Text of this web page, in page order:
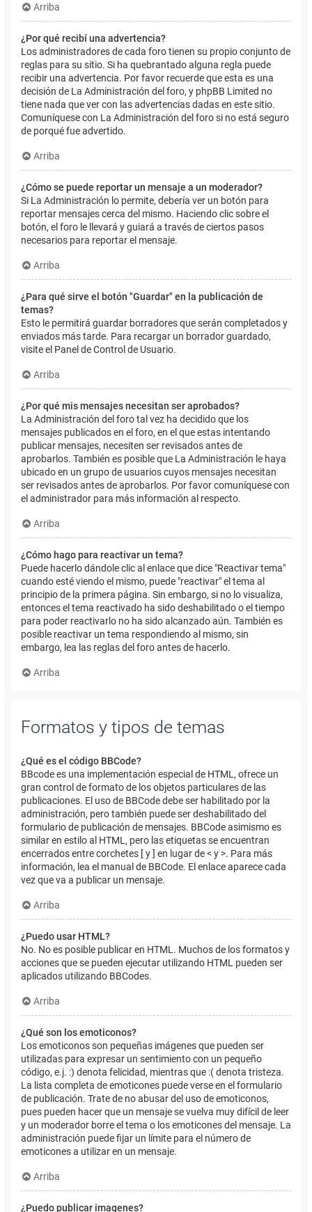
Arriba
¿Por qué recibí una advertencia?
Los administradores de cada foro tienen su propio conjunto de
reglas para su sitio. Si ha quebrantado alguna regla puede
recibir una advertencia. Por favor recuerde que esta es una
decisión de La Administración del foro, y phpBB Limited no
tiene nada que ver con las advertencias dadas en este sitio.
Comuníquese con La Administración del foro si no está seguro
de porqué fue advertido.
Arriba
¿Cómo se puede reportar un mensaje a un moderador?
Si La Administración lo permite, debería ver un botón para
reportar mensajes cerca del mismo. Haciendo clic sobre el
botón, el foro le llevará y guiará a través de ciertos pasos
necesarios para reportar el mensaje.
Arriba
¿Para qué sirve el botón "Guardar" en la publicación de
temas?
Esto le permitirá guardar borradores que serán completados y
enviados más tarde. Para recargar un borrador guardado,
visite el Panel de Control de Usuario.
Arriba
¿Por qué mis mensajes necesitan ser aprobados?
La Administración del foro tal vez ha decidido que los
mensajes publicados en el foro, en el que estas intentando
publicar mensajes, necesiten ser revisados antes de
aprobarlos. También es posible que La Administración le haya
ubicado en un grupo de usuarios cuyos mensajes necesitan
ser revisados antes de aprobarlos. Por favor comuníquese con
el administrador para más información al respecto.
Arriba
¿Cómo hago para reactivar un tema?
Puede hacerlo dándole clic al enlace que dice "Reactivar tema"
cuando esté viendo el mismo, puede "reactivar" el tema al
principio de la primera página. Sin embargo, si no lo visualiza,
entonces el tema reactivado ha sido deshabilitado o el tiempo
para poder reactivarlo no ha sido alcanzado aún. También es
posible reactivar un tema respondiendo al mismo, sin
embargo, lea las reglas del foro antes de hacerlo.
Arriba
Formatos y tipos de temas
¿Qué es el código BBCode?
BBcode es una implementación especial de HTML, ofrece un
gran control de formato de los objetos particulares de las
publicaciones. El uso de BBCode debe ser habilitado por la
administración, pero también puede ser deshabilitado del
formulario de publicación de mensajes. BBCode asimismo es
similar en estilo al HTML, pero las etiquetas se encuentran
encerrados entre corchetes [ y ] en lugar de < y >. Para más
información, lea el manual de BBCode. El enlace aparece cada
vez que va a publicar un mensaje.
Arriba
¿Puedo usar HTML?
No. No es posible publicar en HTML. Muchos de los formatos y
acciones que se pueden ejecutar utilizando HTML pueden ser
aplicados utilizando BBCodes.
Arriba
¿Qué son los emoticonos?
Los emoticonos son pequeñas imágenes que pueden ser
utilizadas para expresar un sentimiento con un pequeño
código, e.j. :) denota felicidad, mientras que :( denota tristeza.
La lista completa de emoticones puede verse en el formulario
de publicación. Trate de no abusar del uso de emoticonos,
pues pueden hacer que un mensaje se vuelva muy difícil de leer
y un moderador borre el tema o los emoticones del mensaje. La
administración puede fijar un límite para el número de
emoticones a utilizar en un mensaje.
Arriba
¿Puedo publicar imagenes?